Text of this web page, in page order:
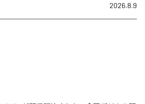
2026.8.9